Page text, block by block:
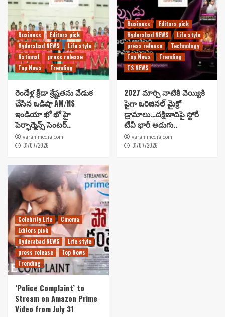
Business
Editors pick
Hyderabad NEWS
Life style
National
press release
Top News
Trending
రెండేళ్ల క్రీడా శ్రేష్టతను వేడుక
చేసిన ఒడిషా AM/NS
ఇండియా ఖో ఖో హై
పెర్ఫార్మెన్స్ సెంటర్..
varahimedia.com
31/07/2026
Business
Editors pick
Hyderabad NEWS
Life style
press release
Technology
Top News
Trending
TS NEWS
2027 మార్చి నాటికి వెయ్యికి
పైగా ఒరిజినల్ మైక్రో
డ్రామాలు…దక్షిణాదిపై స్టోరీ
టీవీ భారీ అడుగు..
varahimedia.com
31/07/2026
Celebrity Life
Cinema
Editors pick
Hyderabad NEWS
Life style
press release
Top News
Trending
‘Police Complaint’ to
Stream on Amazon Prime
Video from July 31